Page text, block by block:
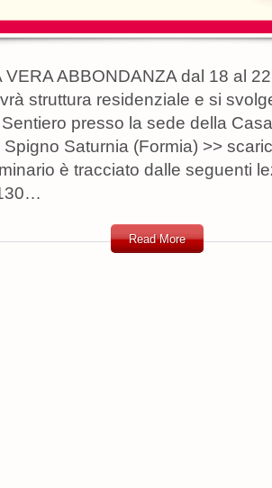
VERA ABBONDANZA dal 18 al
struttura residenziale e si
presso la sede della
Saturnia (Formia) >>
è tracciato dalle seguenti
Read More